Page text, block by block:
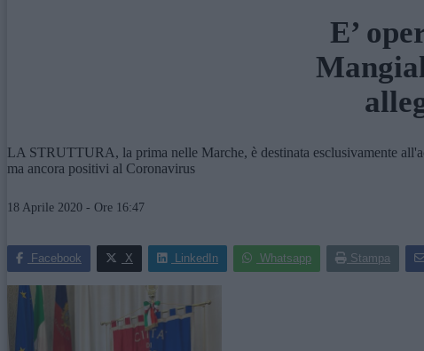
E’
LA STRUTTURA, la prima nelle Marche, è destinata esclusivamente
ma ancora positivi al Coronavirus
18 Aprile 2020 - Ore 16:47
Facebook X LinkedIn Whatsapp Stampa